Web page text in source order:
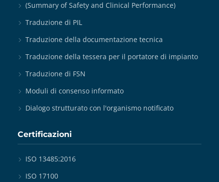
(Summary of Safety and Clinical Performance)
Traduzione di PIL
Traduzione della documentazione tecnica
Traduzione della tessera per il portatore di impianto
Traduzione di FSN
Moduli di consenso informato
Dialogo strutturato con l'organismo notificato
Certificazioni
ISO 13485:2016
ISO 17100